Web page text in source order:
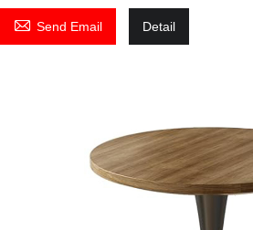
 Send Email Detail